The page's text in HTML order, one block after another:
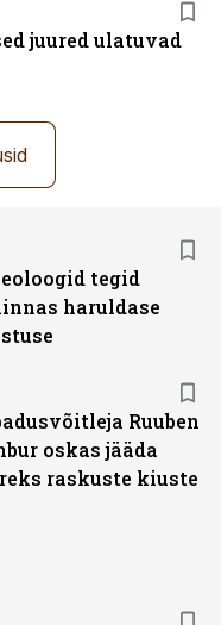
juured ulatuvad
tegid
haruldase
Ruuben
oskas jääda
raskuste kiuste